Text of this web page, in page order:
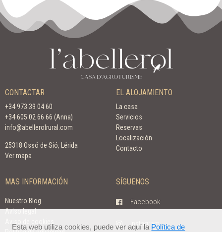
CONTACTAR
+34 973 39 04 60
+34 605 02 66 66 (Anna)
info@abellerolrural.com
25318 Ossó de Sió, Lérida
Ver mapa
EL ALOJAMIENTO
La casa
Servicios
Reservas
Localización
Contacto
MAS INFORMACIÓN
Nuestro Blog
Aviso legal
SÍGUENOS
Facebook
Instagram
Esta web utiliza cookies, puede ver aquí la Política de